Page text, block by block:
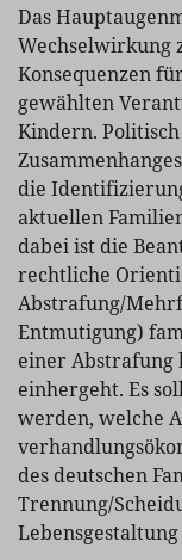
Das
Wechselwirkung
Konsequenzen
gewählten
Kindern.
die
aktuellen
dabei ist die
rechtliche
Abstrafung/
Entmutigung)
einer
einhergeht. Es
werden, welche
des deutschen
Trennung/